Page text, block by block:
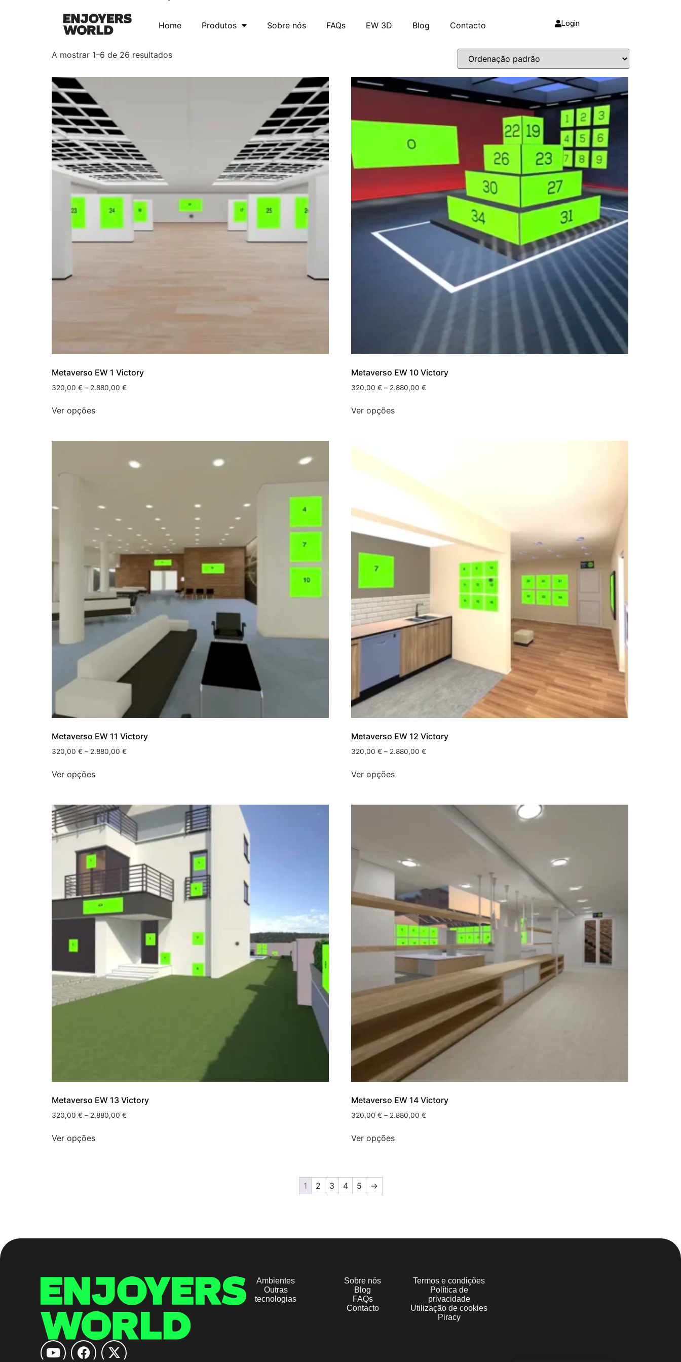
Home Produtos Sobre nós FAQs EW 3D Blog Contacto Login
Pack Metaverso Victory
A mostrar 1–6 de 26 resultados
Metaverso EW 1 Victory
320,00 € – 2.880,00 €
Ver opções
Metaverso EW 10 Victory
320,00 € – 2.880,00 €
Ver opções
Metaverso EW 11 Victory
320,00 € – 2.880,00 €
Ver opções
Metaverso EW 12 Victory
320,00 € – 2.880,00 €
Ver opções
Metaverso EW 13 Victory
320,00 € – 2.880,00 €
Ver opções
Metaverso EW 14 Victory
320,00 € – 2.880,00 €
Ver opções
1 2 3 4 5 →
Ambientes
Outras
tecnologias
Sobre nós
Blog
FAQs
Contacto
Termos e condições
Política de
privacidade
Utilização de cookies
Piracy